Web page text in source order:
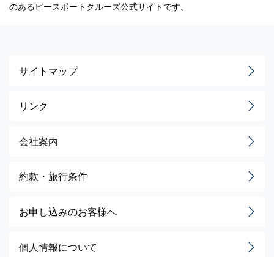
のあるピースボートクルーズ公式サイトです。
サイトマップ
リンク
会社案内
約款・旅行条件
お申し込みのお客様へ
個人情報について